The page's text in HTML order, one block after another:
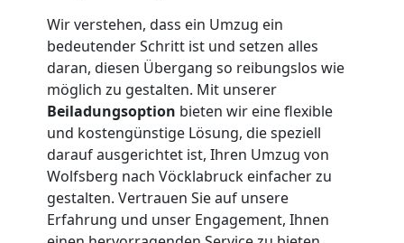
Wir verstehen, dass ein Umzug ein
bedeutender Schritt ist und setzen alles
daran, diesen Übergang so reibungslos wie
möglich zu gestalten. Mit unserer
Beiladungsoption bieten wir eine flexible
und kostengünstige Lösung, die speziell
darauf ausgerichtet ist, Ihren Umzug von
Wolfsberg nach Vöcklabruck einfacher zu
gestalten. Vertrauen Sie auf unsere
Erfahrung und unser Engagement, Ihnen
Umzug
für
Senioren
Wolfsberg